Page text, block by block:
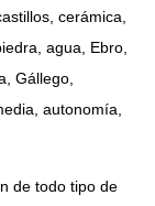
cerámica,
agua, Ebro,
Gállego,
autonomía,
de todo tipo de